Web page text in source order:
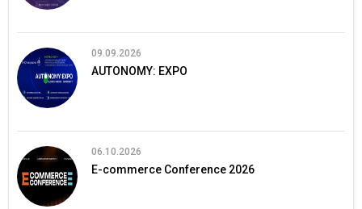
09.09.2026
AUTONOMY: EXPO
06.10.2026
E-commerce Conference 2026